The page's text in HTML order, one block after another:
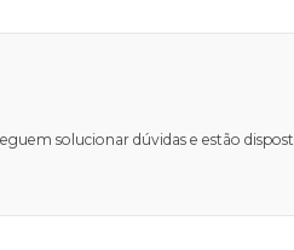
solucionar dúvidas e estão